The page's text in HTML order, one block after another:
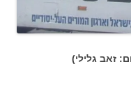
זאב גלילי)